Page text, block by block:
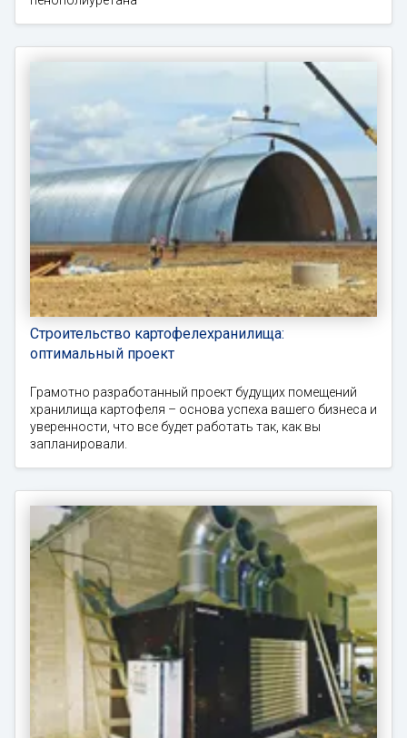
Строительство картофелехранилища:
оптимальный проект
Грамотно разработанный проект будущих помещений
хранилища картофеля – основа успеха вашего бизнеса и
уверенности, что все будет работать так, как вы
запланировали.